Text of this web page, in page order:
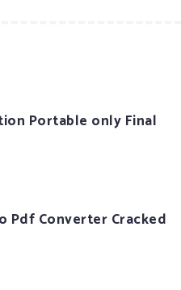
Portable only Final
Pdf Converter Cracked